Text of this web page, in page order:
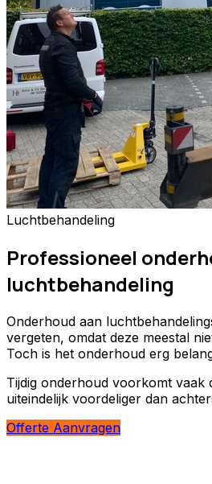
Luchtbehandeling
Professioneel
luchtbehandeling
Onderhoud aan
vergeten, omdat deze meestal
Toch is het onderhoud erg
Tijdig onderhoud voorkomt vaak
uiteindelijk voordeliger dan
Offerte Aanvragen